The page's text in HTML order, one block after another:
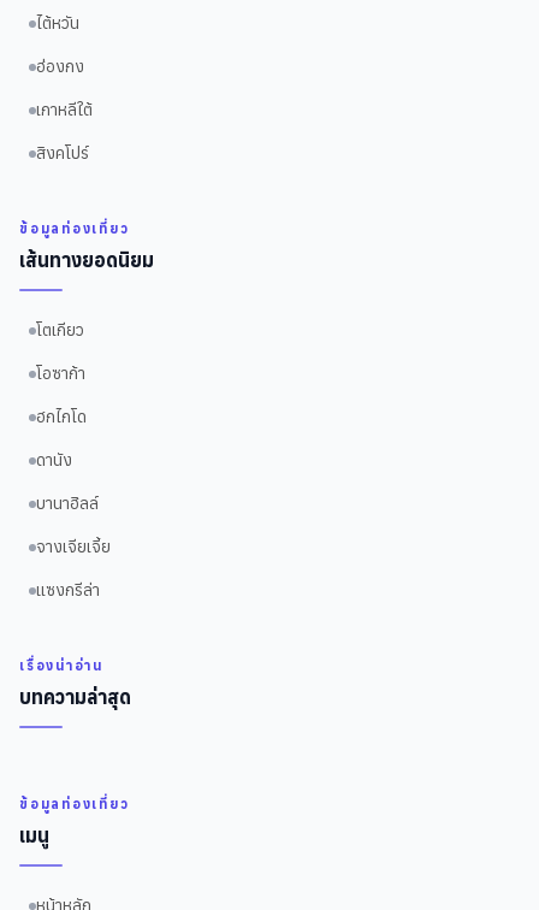
ไต้หวัน
ฮ่องกง
เกาหลีใต้
สิงคโปร์
ข้อมูลท่องเที่ยว
เส้นทางยอดนิยม
โตเกียว
โอซาก้า
ฮกไกโด
ดานัง
บานาฮิลล์
จางเจียเจี้ย
แซงกรีล่า
เรื่องน่าอ่าน
บทความล่าสุด
ข้อมูลท่องเที่ยว
เมนู
หน้าหลัก